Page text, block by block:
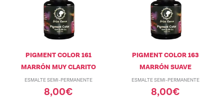
PIGMENT COLOR 161
MARRÓN MUY CLARITO
ESMALTE SEMI-PERMANENTE
8,00€
PIGMENT COLOR 163
MARRÓN SUAVE
ESMALTE SEMI-PERMANENTE
8,00€